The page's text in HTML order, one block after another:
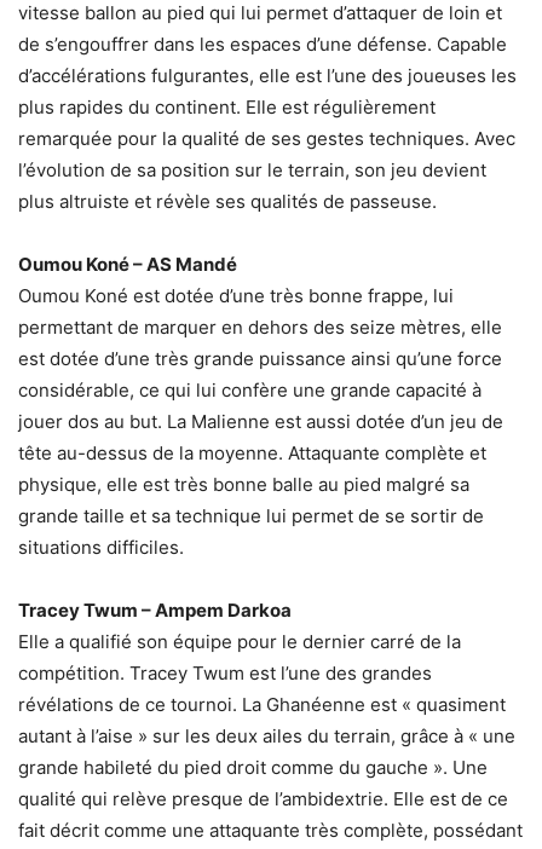
vitesse ballon au pied qui lui permet d’attaquer de loin et
de s’engouffrer dans les espaces d’une défense. Capable
d’accélérations fulgurantes, elle est l’une des joueuses les
plus rapides du continent. EIle est régulièrement
remarquée pour la qualité de ses gestes techniques. Avec
l’évolution de sa position sur le terrain, son jeu devient
plus altruiste et révèle ses qualités de passeuse.
Oumou Koné – AS Mandé
Oumou Koné est dotée d’une très bonne frappe, lui
permettant de marquer en dehors des seize mètres, elle
est dotée d’une très grande puissance ainsi qu’une force
considérable, ce qui lui confère une grande capacité à
jouer dos au but. La Malienne est aussi dotée d’un jeu de
tête au-dessus de la moyenne. Attaquante complète et
physique, elle est très bonne balle au pied malgré sa
grande taille et sa technique lui permet de se sortir de
situations difficiles.
Tracey Twum – Ampem Darkoa
Elle a qualifié son équipe pour le dernier carré de la
compétition. Tracey Twum est l’une des grandes
révélations de ce tournoi. La Ghanéenne est « quasiment
autant à l’aise » sur les deux ailes du terrain, grâce à « une
grande habileté du pied droit comme du gauche ». Une
qualité qui relève presque de l’ambidextrie. Elle est de ce
fait décrit comme une attaquante très complète, possédant